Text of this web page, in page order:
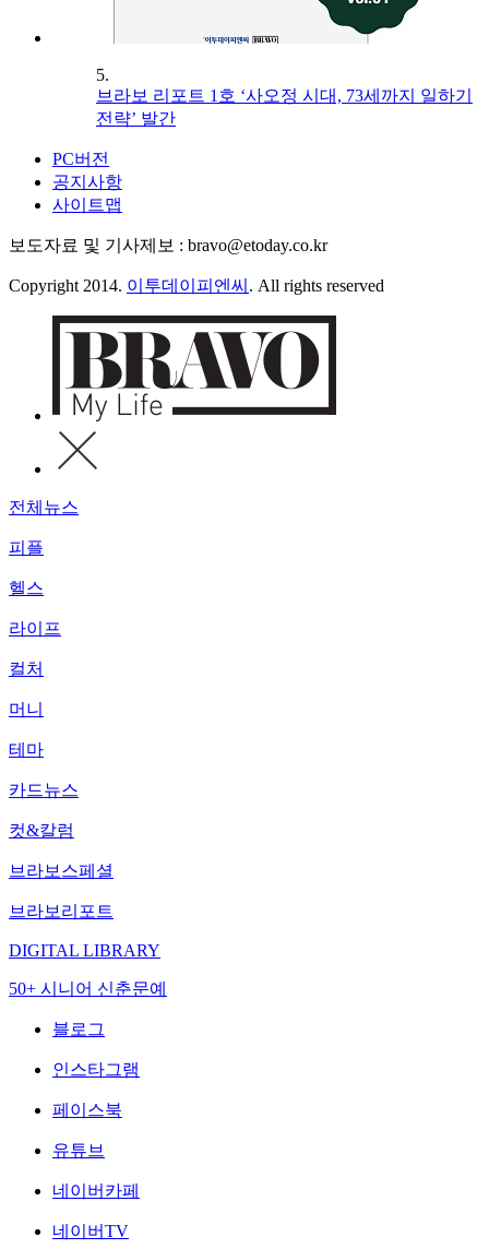
5.
브라보 리포트 1호 ‘사오정 시대, 73세까지 일하기
전략’ 발간
PC버전
공지사항
사이트맵
보도자료 및 기사제보 : bravo@etoday.co.kr
Copyright 2014. 이투데이피엔씨 . All rights reserved
전체뉴스
피플
헬스
라이프
컬처
머니
테마
카드뉴스
컷&칼럼
브라보스페셜
브라보리포트
DIGITAL LIBRARY
50+ 시니어 신춘문예
블로그
인스타그램
페이스북
유튜브
네이버카페
네이버TV